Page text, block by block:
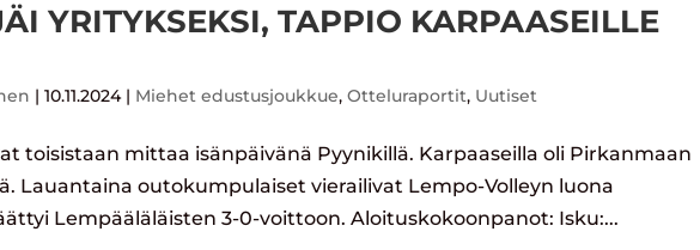
YRITYKSEKSI, TAPPIO KARPAASEILLE
|10.11.2024| Miehet edustusjoukkue,Otteluraportit, Uutiset
toisistaan mittaa isänpäivänä Pyynikillä. Karpaaseilla oli Pirkanmaan
Lauantaina outokumpulaiset vierailivat Lempo-Volleyn luona
Lempääläläisten 3-0-voittoon. Aloituskokoonpanot: Isku:...